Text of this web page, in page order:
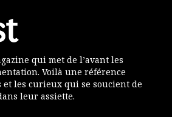
qui met de l’avant les
Voilà une référence
les curieux qui se soucient de
leur assiette.